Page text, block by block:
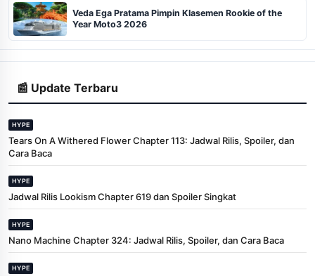
Veda Ega Pratama Pimpin Klasemen Rookie of the
Year Moto3 2026
📰 Update Terbaru
HYPE
Tears On A Withered Flower Chapter 113: Jadwal Rilis, Spoiler, dan
Cara Baca
HYPE
Jadwal Rilis Lookism Chapter 619 dan Spoiler Singkat
HYPE
Nano Machine Chapter 324: Jadwal Rilis, Spoiler, dan Cara Baca
HYPE